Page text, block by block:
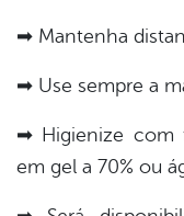
➡ Mantenha
➡ Use sempre a
➡ Higienize com
em gel a 70% ou